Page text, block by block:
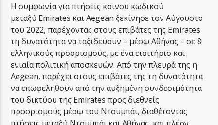
Η συμφωνία για πτήσεις κοινού κωδικού
μεταξύ Emirates και Aegean ξεκίνησε τον Αύγουστο
του 2022, παρέχοντας στους επιβάτες της Emirates
τη δυνατότητα να ταξιδεύουν – μέσω Αθήνας – σε 8
ελληνικούς προορισμούς, με ένα εισιτήριο και
ενιαία πολιτική αποσκευών. Από την πλευρά της η
Aegean, παρέχει στους επιβάτες της τη δυνατότητα
να επωφεληθούν από την αυξημένη συνδεσιμότητα
του δικτύου της Emirates προς διεθνείς
προορισμούς μέσω του Ντουμπάι, διαθέτοντας